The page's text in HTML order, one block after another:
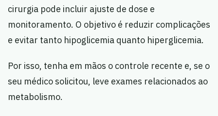
cirurgia pode incluir ajuste de dose e
monitoramento. O objetivo é reduzir complicações
e evitar tanto hipoglicemia quanto hiperglicemia.
Por isso, tenha em mãos o controle recente e, se o
seu médico solicitou, leve exames relacionados ao
metabolismo.